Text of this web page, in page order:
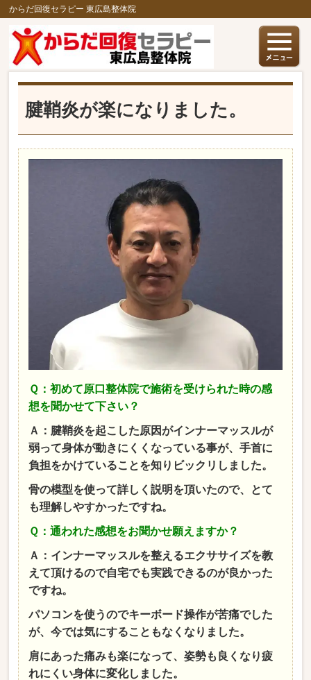
からだ回復セラピー 東広島整体院
腱鞘炎が楽になりました。
Ｑ：初めて原口整体院で施術を受けられた時の感
想を聞かせて下さい？
Ａ： 腱鞘炎を起こした原因がインナーマッスルが
弱って身体が動きにくくなっている事が、手首に
負担をかけていることを知りビックリしました。
骨の模型を使って詳しく説明を頂いたので、とて
も理解しやすかったですね。
Ｑ：通われた感想をお聞かせ願えますか？
Ａ：インナーマッスルを整えるエクササイズを教
えて頂けるので自宅でも実践できるのが良かった
ですね。
パソコンを使うのでキーボード操作が苦痛でした
が、今では気にすることもなくなりました。
肩にあった痛みも楽になって、姿勢も良くなり疲
れにくい身体に変化しました。